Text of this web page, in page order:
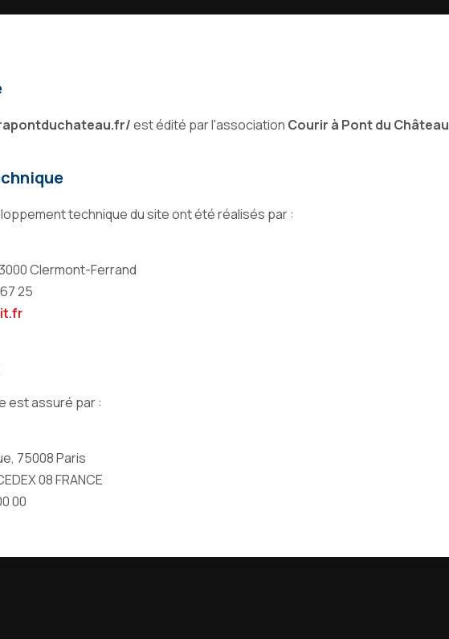
est édité par l'association Courir à Pont du Château
technique du site ont été réalisés par :
Clermont-Ferrand
25
est assuré par :
75008 Paris
08 FRANCE
00